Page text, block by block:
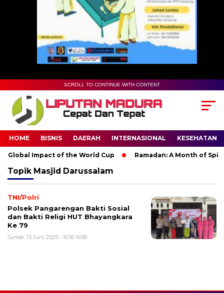
SCROLL TO CONTINUE WITH CONTENT
HOME BISNIS DAERAH INTERNASIONAL KESEHATAN
Impact of the World Cup Ramadan: A Month of
Topik Masjid Darussalam
TNI/Polri
Polsek Pangarengan Bakti Sosial
dan Bakti Religi HUT Bhayangkara
Ke 79
Jumat, 13 Juni 2025 - 10:16 WIB